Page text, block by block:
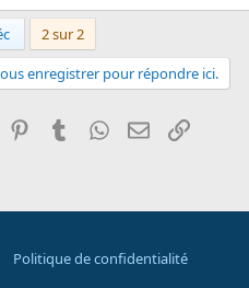
2 sur 2
enregistrer pour répondre ici.
Reddit PinterestTumblrWhatsApp
EmailLien
Politique de confidentialité